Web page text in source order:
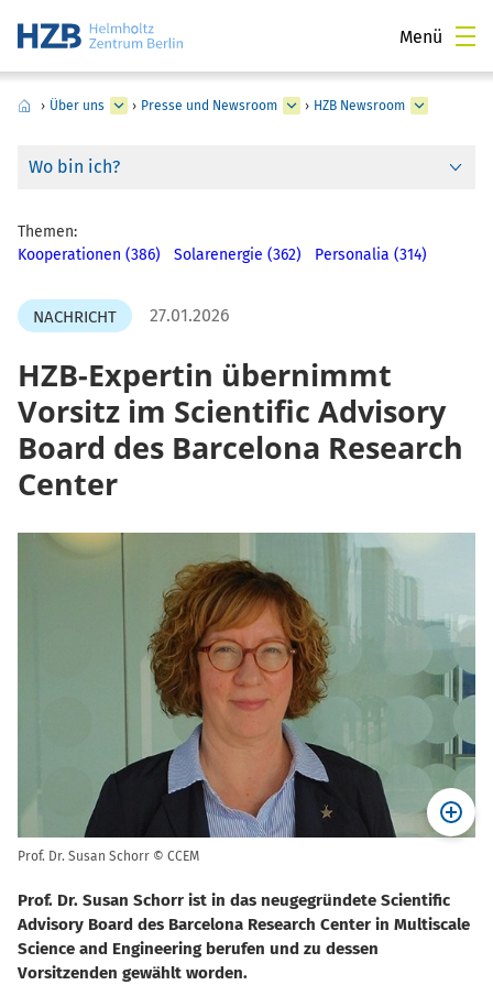
Menü
› Über uns › Presse und Newsroom › HZB Newsroom
Wo bin ich?
Themen:
Kooperationen (386)
Solarenergie (362) Personalia (314)
NACHRICHT 27.01.2026
HZB-Expertin übernimmt
Vorsitz im Scientific Advisory
Board des Barcelona Research
Center
Prof. Dr. Susan Schorr © CCEM
Prof. Dr. Susan Schorr ist in das neugegründete Scientific
Advisory Board des Barcelona Research Center in Multiscale
Science and Engineering berufen und zu dessen
Vorsitzenden gewählt worden.